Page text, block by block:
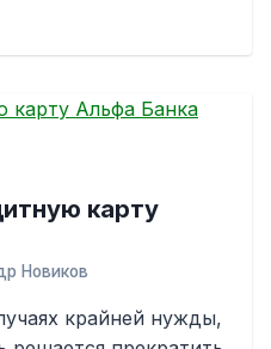
карту
Новиков
крайней нужды,